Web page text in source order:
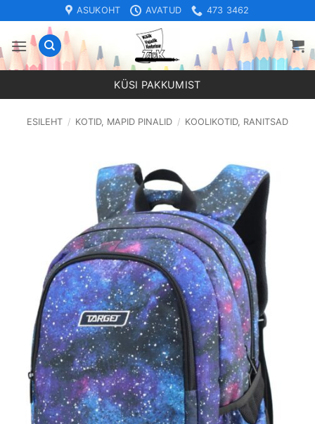
to
content
ASUKOHT AVATUD 473 3462
KÜSI PAKKUMIST
ESILEHT / KOTID, MAPID PINALID / KOOLIKOTID, RANITSAD